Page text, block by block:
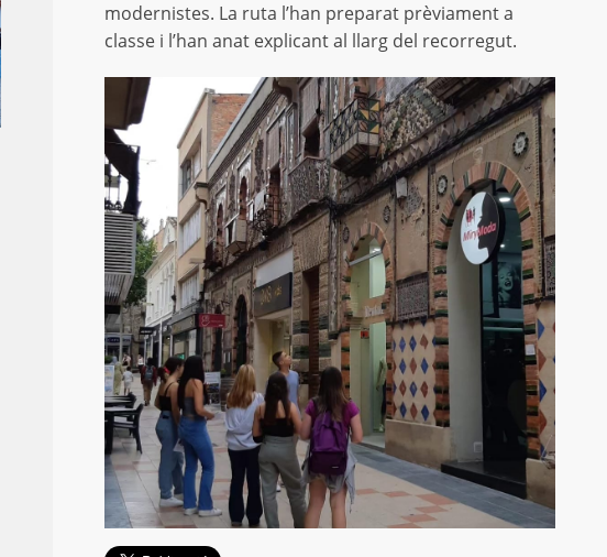
modernistes. La ruta l’han preparat prèviament a
classe i l’han anat explicant al llarg del recorregut.